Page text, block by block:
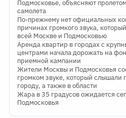
Подмосковье, объясняют
самолета
По-прежнему нет официальных
причинах громкого звука,
всей Москве и Подмосковью
Аренда квартир в городах с
центрами начала дорожать на
приемной кампании
Жители Москвы и Подмосковья
громком звуке, который слышали
городу, а также в области
Жара в 35 градусов ожидается
Подмосковья